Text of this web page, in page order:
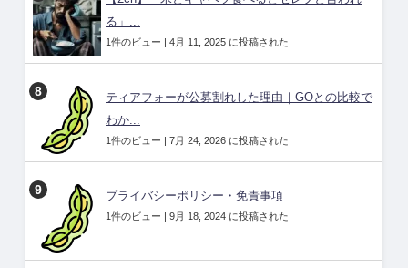
る」...
1件のビュー | 4月 11, 2025 に投稿された
ティアフォーが公募割れした理由｜GOとの比較で
わか...
1件のビュー | 7月 24, 2026 に投稿された
プライバシーポリシー・免責事項
1件のビュー | 9月 18, 2024 に投稿された